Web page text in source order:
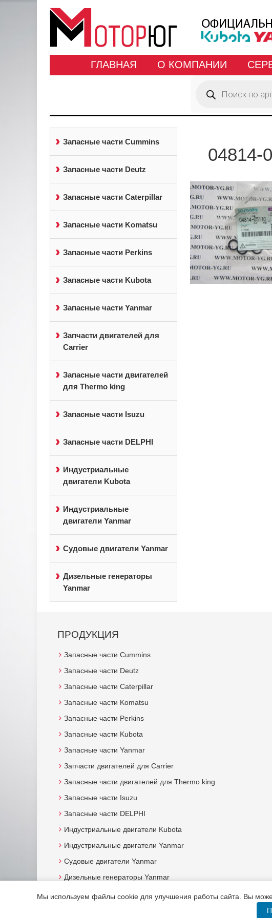
ГЛАВНАЯ О КОМПАНИИ
товаров
Запасные части Cummins
Запасные части Deutz
Запасные части Caterpillar
Запасные части Komatsu
Запасные части Perkins
Запасные части Kubota
Запасные части Yanmar
Запчасти двигателей для
Carrier
Запасные части двигателей
для Thermo king
Запасные части Isuzu
Запасные части DELPHI
Индустриальные
двигатели Kubota
Индустриальные
двигатели Yanmar
Судовые двигатели Yanmar
Дизельные генераторы
Yanmar
04814-
ПРОДУКЦИЯ
Запасные части Cummins
Запасные части Deutz
Запасные части Caterpillar
Запасные части Komatsu
Запасные части Perkins
Запасные части Kubota
Запасные части Yanmar
Запчасти двигателей для Carrier
Запасные части двигателей для Thermo king
Запасные части Isuzu
Запасные части DELPHI
Индустриальные двигатели Kubota
Индустриальные двигатели Yanmar
Судовые двигатели Yanmar
Дизельные генераторы Yanmar
Мы используем файлы cookie для улучшения работы сайта. Вы